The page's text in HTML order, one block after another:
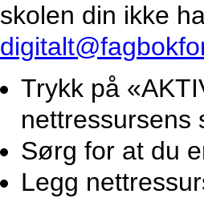
skolen din ikke
Trykk på
nettressursens
Sørg for at du
Legg